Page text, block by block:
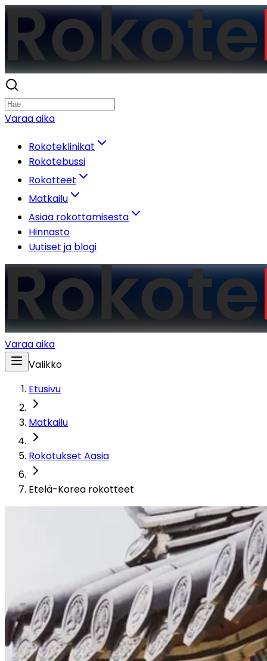
Varaa aika
Rokoteklinikat
Rokotebussi
Rokotteet
Matkailu
Asiaa rokottamisesta
Hinnasto
Uutiset ja blogi
Varaa aika
Valikko
Etusivu
Matkailu
Rokotukset Aasia
Etelä-Korea rokotteet